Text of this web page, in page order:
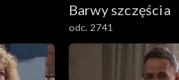
Barwy szczęścia
odc. 2741